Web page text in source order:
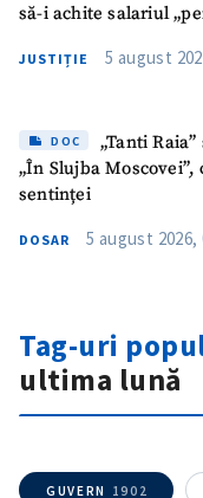
să-i achite salariul
JUSTIȚIE 5 august
DOC
„Tanti
„În Slujba
sentinței
DOSAR 5 august 2026,
Tag-uri
ultima lună
GUVERN 1902
Am citit și